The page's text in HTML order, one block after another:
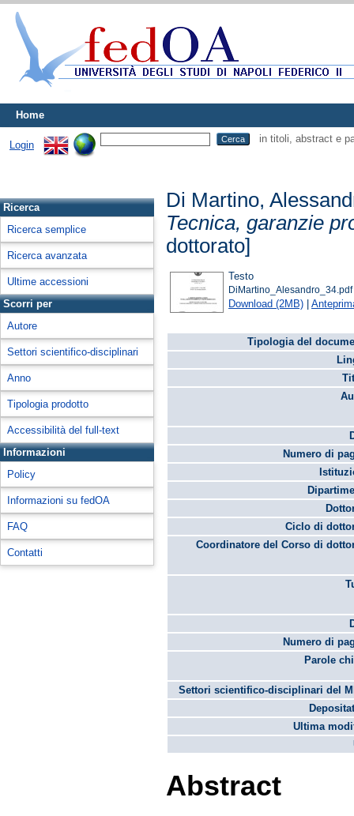
Home
Login
in titoli, abstract e
Ricerca
Ricerca semplice
Ricerca avanzata
Ultime accessioni
Scorri per
Autore
Settori scientifico-disciplinari
Anno
Tipologia prodotto
Accessibilità del full-text
Informazioni
Policy
Informazioni su fedOA
FAQ
Contatti
Di Martino,
Tecnica, garanzie
dottorato]
Testo
DiMartino_Alesandro_34.pdf
Download (2MB) |
Tipologia del
Numero di
Ciclo di
Coordinatore del Corso di
Numero di
Parole
Settori scientifico-disciplinari del
Ultima
Abstract